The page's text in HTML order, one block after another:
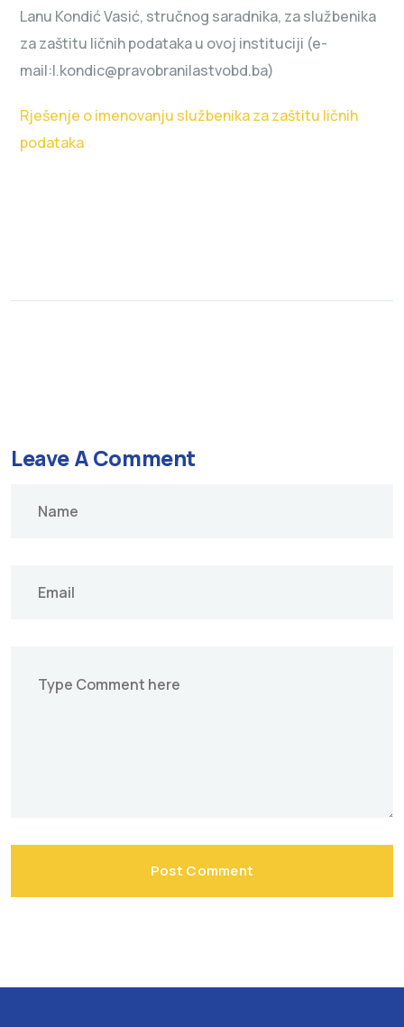
Lanu Kondić Vasić, stručnog saradnika, za službenika
za zaštitu ličnih podataka u ovoj instituciji (e-
mail:l.kondic@pravobranilastvobd.ba)
Rješenje o imenovanju službenika za zaštitu ličnih
podataka
Leave A Comment
Post Comment